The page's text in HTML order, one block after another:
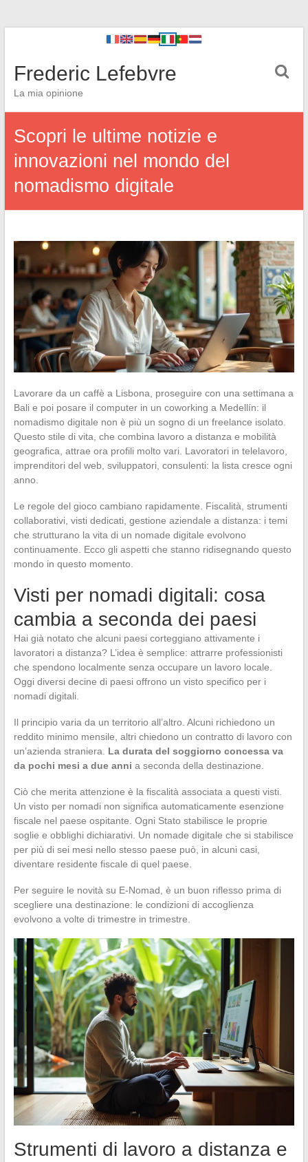
Frederic Lefebvre
La mia opinione
Scopri le ultime notizie e
innovazioni nel mondo del
nomadismo digitale
Lavorare da un caffè a Lisbona, proseguire con una settimana a
Bali e poi posare il computer in un coworking a Medellín: il
nomadismo digitale non è più un sogno di un freelance isolato.
Questo stile di vita, che combina lavoro a distanza e mobilità
geografica, attrae ora profili molto vari. Lavoratori in telelavoro,
imprenditori del web, sviluppatori, consulenti: la lista cresce ogni
anno.
Le regole del gioco cambiano rapidamente. Fiscalità, strumenti
collaborativi, visti dedicati, gestione aziendale a distanza: i temi
che strutturano la vita di un nomade digitale evolvono
continuamente. Ecco gli aspetti che stanno ridisegnando questo
mondo in questo momento.
Visti per nomadi digitali: cosa
cambia a seconda dei paesi
Hai già notato che alcuni paesi corteggiano attivamente i
lavoratori a distanza? L’idea è semplice: attrarre professionisti
che spendono localmente senza occupare un lavoro locale.
Oggi diversi decine di paesi offrono un visto specifico per i
nomadi digitali.
Il principio varia da un territorio all’altro. Alcuni richiedono un
reddito minimo mensile, altri chiedono un contratto di lavoro con
un’azienda straniera. La durata del soggiorno concessa va
da pochi mesi a due anni a seconda della destinazione.
Ciò che merita attenzione è la fiscalità associata a questi visti.
Un visto per nomadi non significa automaticamente esenzione
fiscale nel paese ospitante. Ogni Stato stabilisce le proprie
soglie e obblighi dichiarativi. Un nomade digitale che si stabilisce
per più di sei mesi nello stesso paese può, in alcuni casi,
diventare residente fiscale di quel paese.
Per seguire le novità su E-Nomad, è un buon riflesso prima di
scegliere una destinazione: le condizioni di accoglienza
evolvono a volte di trimestre in trimestre.
Strumenti di lavoro a distanza e